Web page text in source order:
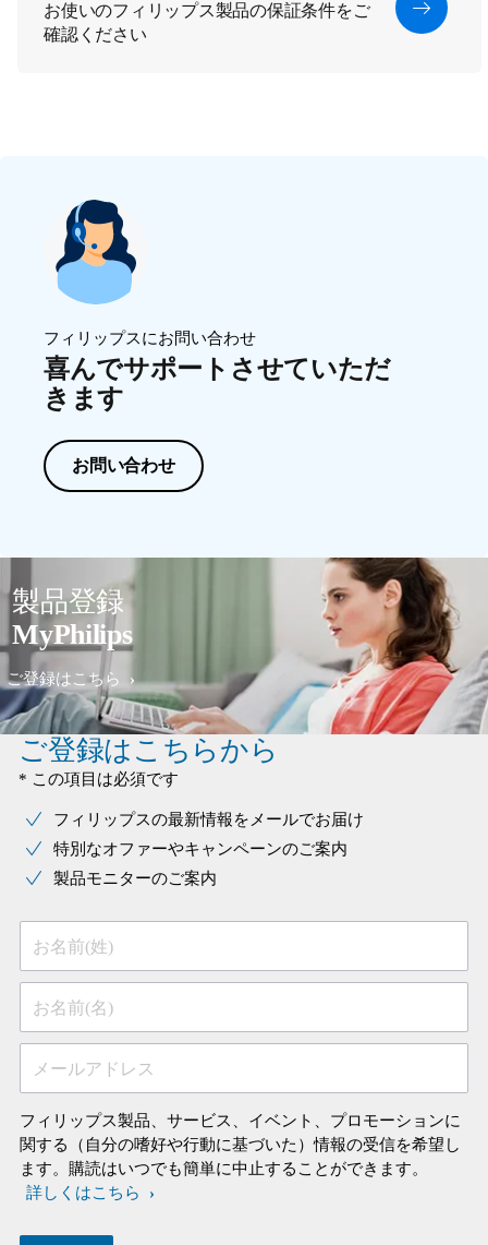
お使いのフィリップス製品の保証条件をご
確認ください
フィリップスにお問い合わせ
喜んでサポートさせていただ
きます
お問い合わせ
製品登録
MyPhilips
ご登録はこちら
ご登録はこちらから
* この項目は必須です
フィリップスの最新情報をメールでお届け
特別なオファーやキャンペーンのご案内
製品モニターのご案内
お名前(姓)
お名前(名)
メールアドレス
フィリップス製品、サービス、イベント、プロモーションに
関する（自分の嗜好や行動に基づいた）情報の受信を希望し
ます。購読はいつでも簡単に中止することができます。
詳しくはこちら